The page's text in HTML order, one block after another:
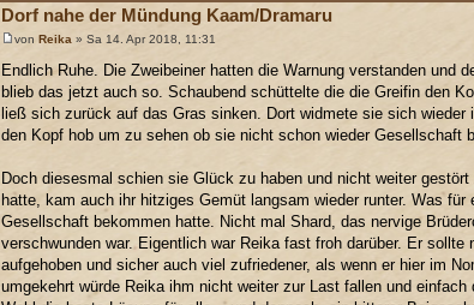
Dorf nahe der Mündung Kaam/Dramaru
von Reika » Sa 14. Apr 2018, 11:31
Endlich Ruhe. Die Zweibeiner hatten die Warnung verstanden und
blieb das jetzt auch so. Schaubend schüttelte die die Greifin den
ließ sich zurück auf das Gras sinken. Dort widmete sie sich
den Kopf hob um zu sehen ob sie nicht schon wieder Gesellschaft
Doch diesesmal schien sie Glück zu haben und nicht weiter
hatte, kam auch ihr hitziges Gemüt langsam wieder runter. Was
Gesellschaft bekommen hatte. Nicht mal Shard, das nervige
verschwunden war. Eigentlich war Reika fast froh darüber. Er
aufgehoben und sicher auch viel zufriedener, als wenn er hier im
umgekehrt würde Reika ihm nicht weiter zur Last fallen und